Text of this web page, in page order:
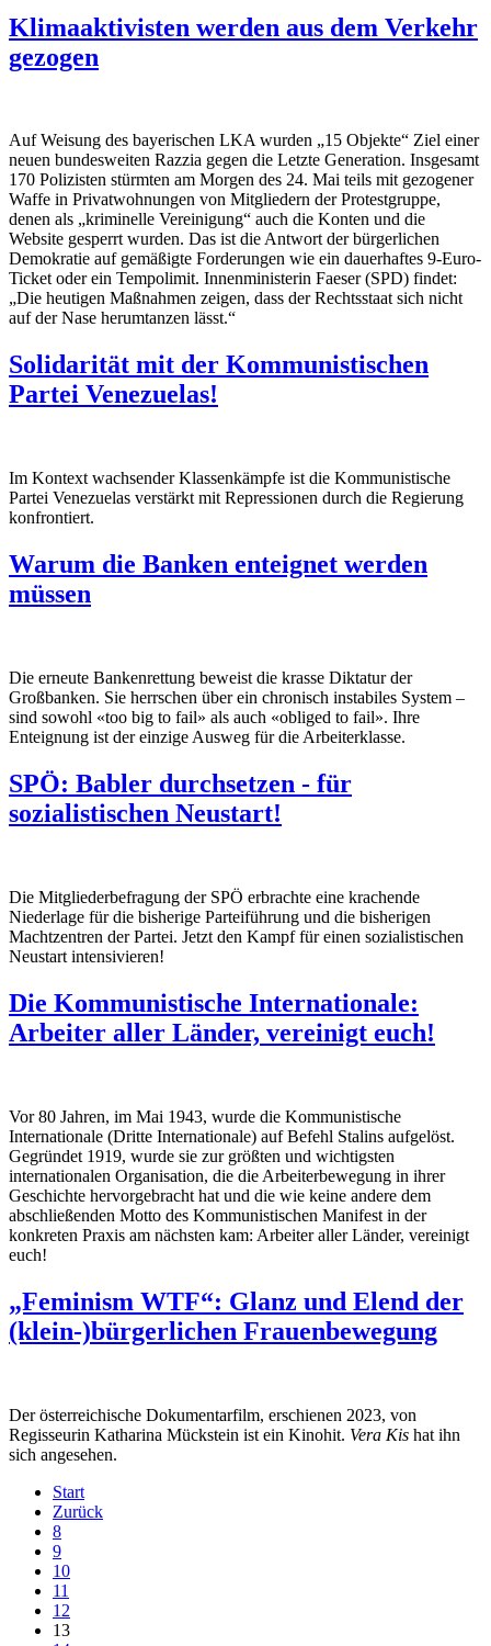
Klimaaktivisten werden aus dem Verkehr
gezogen
Auf Weisung des bayerischen LKA wurden „15 Objekte“ Ziel einer
neuen bundesweiten Razzia gegen die Letzte Generation. Insgesamt
170 Polizisten stürmten am Morgen des 24. Mai teils mit gezogener
Waffe in Privatwohnungen von Mitgliedern der Protestgruppe,
denen als „kriminelle Vereinigung“ auch die Konten und die
Website gesperrt wurden. Das ist die Antwort der bürgerlichen
Demokratie auf gemäßigte Forderungen wie ein dauerhaftes 9-Euro-
Ticket oder ein Tempolimit. Innenministerin Faeser (SPD) findet:
„Die heutigen Maßnahmen zeigen, dass der Rechtsstaat sich nicht
auf der Nase herumtanzen lässt.“
Solidarität mit der Kommunistischen
Partei Venezuelas!
Im Kontext wachsender Klassenkämpfe ist die Kommunistische
Partei Venezuelas verstärkt mit Repressionen durch die Regierung
konfrontiert.
Warum die Banken enteignet werden
müssen
Die erneute Bankenrettung beweist die krasse Diktatur der
Großbanken. Sie herrschen über ein chronisch instabiles System –
sind sowohl «too big to fail» als auch «obliged to fail». Ihre
Enteignung ist der einzige Ausweg für die Arbeiterklasse.
SPÖ: Babler durchsetzen - für
sozialistischen Neustart!
Die Mitgliederbefragung der SPÖ erbrachte eine krachende
Niederlage für die bisherige Parteiführung und die bisherigen
Machtzentren der Partei. Jetzt den Kampf für einen sozialistischen
Neustart intensivieren!
Die Kommunistische Internationale:
Arbeiter aller Länder, vereinigt euch!
Vor 80 Jahren, im Mai 1943, wurde die Kommunistische
Internationale (Dritte Internationale) auf Befehl Stalins aufgelöst.
Gegründet 1919, wurde sie zur größten und wichtigsten
internationalen Organisation, die die Arbeiterbewegung in ihrer
Geschichte hervorgebracht hat und die wie keine andere dem
abschließenden Motto des Kommunistischen Manifest in der
konkreten Praxis am nächsten kam: Arbeiter aller Länder, vereinigt
euch!
„Feminism WTF“: Glanz und Elend der
(klein-)bürgerlichen Frauenbewegung
Der österreichische Dokumentarfilm, erschienen 2023, von
Regisseurin Katharina Mückstein ist ein Kinohit. Vera Kis hat ihn
sich angesehen.
Start
Zurück
8
9
10
11
12
13